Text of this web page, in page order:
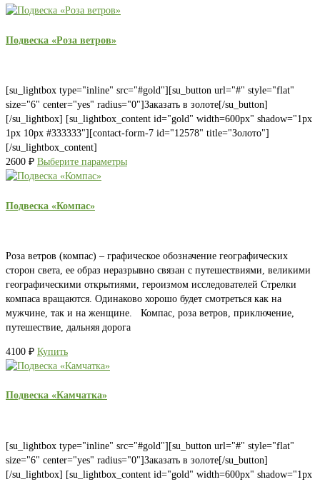
Подвеска «Роза ветров»
[su_lightbox type="inline" src="#gold"][su_button url="#" style="flat"
size="6" center="yes" radius="0"]Заказать в золоте[/su_button]
[/su_lightbox] [su_lightbox_content id="gold" width=600px" shadow="1px
1px 10px #333333"][contact-form-7 id="12578" title="Золото"]
[/su_lightbox_content]
2600 ₽ Выберите параметры
Подвеска «Компас»
Роза ветров (компас) – графическое обозначение географических
сторон света, ее образ неразрывно связан с путешествиями, великими
географическими открытиями, героизмом исследователей Стрелки
компаса вращаются. Одинаково хорошо будет смотреться как на
мужчине, так и на женщине. Компас, роза ветров, приключение,
путешествие, дальняя дорога
4100 ₽ Купить
Подвеска «Камчатка»
[su_lightbox type="inline" src="#gold"][su_button url="#" style="flat"
size="6" center="yes" radius="0"]Заказать в золоте[/su_button]
[/su_lightbox] [su_lightbox_content id="gold" width=600px" shadow="1px